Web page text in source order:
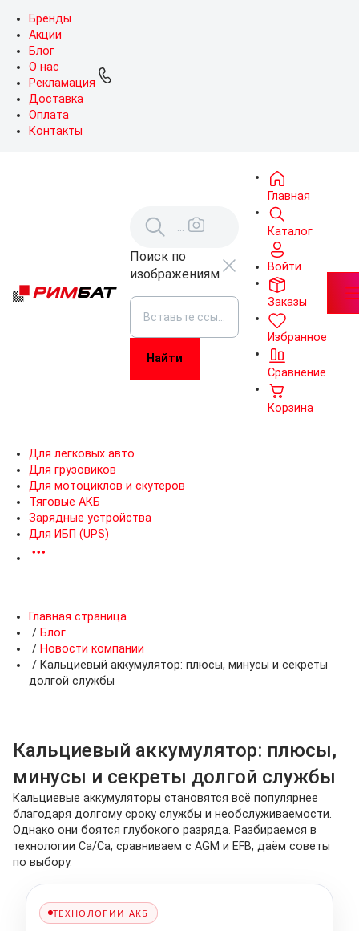
Бренды
Акции
Блог
О нас
Рекламация
Доставка
Оплата
Контакты
Поиск по
изображениям
Главная
Каталог
Войти
Заказы
Избранное
Сравнение
Корзина
Для легковых авто
Для грузовиков
Для мотоциклов и скутеров
Тяговые АКБ
Зарядные устройства
Для ИБП (UPS)
Главная страница
/ Блог
/ Новости компании
/ Кальциевый аккумулятор: плюсы, минусы и секреты
долгой службы
Кальциевый аккумулятор: плюсы,
минусы и секреты долгой службы
Кальциевые аккумуляторы становятся всё популярнее
благодаря долгому сроку службы и необслуживаемости.
Однако они боятся глубокого разряда. Разбираемся в
технологии Ca/Ca, сравниваем с AGM и EFB, даём советы
по выбору.
ТЕХНОЛОГИИ АКБ